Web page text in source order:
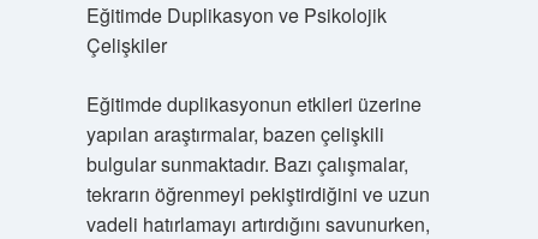
Eğitimde Duplikasyon ve Psikolojik
Çelişkiler
Eğitimde duplikasyonun etkileri üzerine
yapılan araştırmalar, bazen çelişkili
bulgular sunmaktadır. Bazı çalışmalar,
tekrarın öğrenmeyi pekiştirdiğini ve uzun
vadeli hatırlamayı artırdığını savunurken,